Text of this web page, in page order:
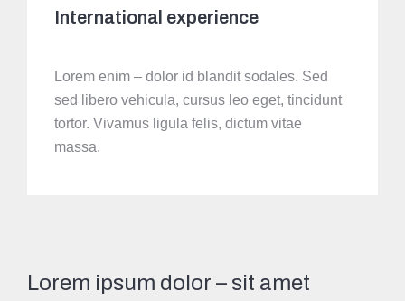
International experience
Lorem enim – dolor id blandit sodales. Sed
sed libero vehicula, cursus leo eget, tincidunt
tortor. Vivamus ligula felis, dictum vitae
massa.
Lorem ipsum dolor – sit amet